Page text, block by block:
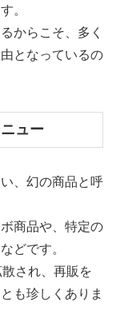
。
からこそ、多く
となっているの
ュー
、幻の商品と呼
商品や、特定の
どです。
され、再販を
も珍しくありま